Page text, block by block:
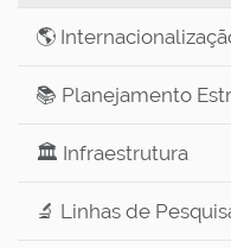
🌎
📚 Planejamento
🏛️ Infraestrutura
🔬 Linhas de